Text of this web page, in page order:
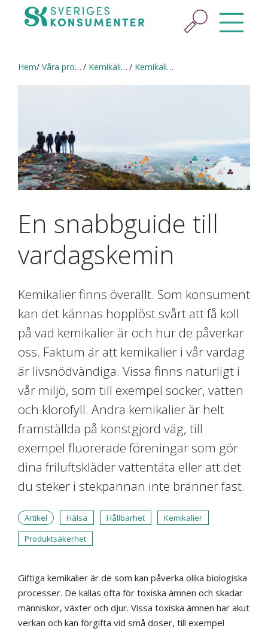
Hem Våra projekt Kemikalieappen Kemikalier i vardagen
En snabbguide till
vardagskemin
Kemikalier finns överallt. Som konsument
kan det kännas hopplöst svårt att få koll
på vad kemikalier är och hur de påverkar
oss. Faktum är att kemikalier i vår vardag
är livsnödvändiga. Vissa finns naturligt i
vår miljö, som till exempel socker, vatten
och klorofyll. Andra kemikalier är helt
framställda på konstgjord väg, till
exempel fluorerade föreningar som gör
dina friluftskläder vattentäta eller att det
du steker i stekpannan inte bränner fast.
Artikel Hälsa Hållbarhet
Kemikalier
Produktsäkerhet
Giftiga kemikalier är de som kan påverka olika biologiska
processer. De kallas ofta för toxiska ämnen och skadar
människor, växter och djur. Vissa toxiska ämnen har akut
verkan och kan förgifta vid små doser, till exempel